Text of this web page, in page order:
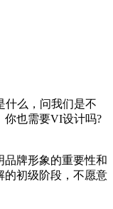
么，问我们是不
你也需要VI设计吗?
牌形象的重要性和
的初级阶段，不愿意